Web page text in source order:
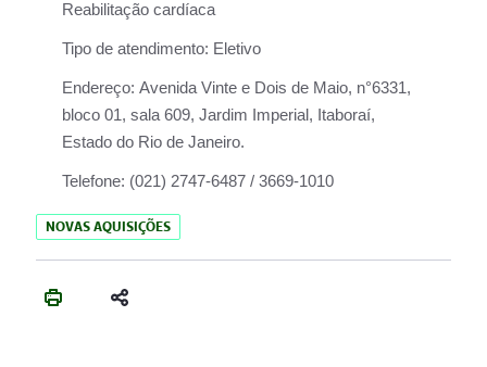
Reabilitação cardíaca
Tipo de atendimento: Eletivo
Endereço: Avenida Vinte e Dois de Maio, n°6331,
bloco 01, sala 609, Jardim Imperial, Itaboraí,
Estado do Rio de Janeiro.
Telefone: (021) 2747-6487 / 3669-1010
NOVAS AQUISIÇÕES